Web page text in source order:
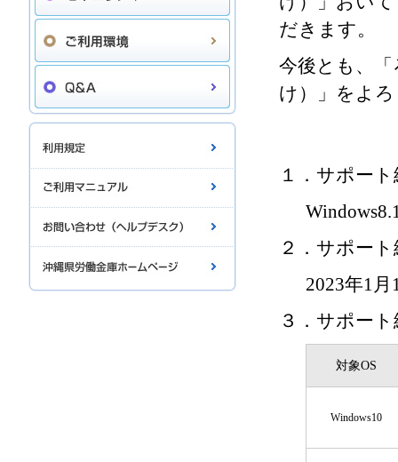
だきます。
今後とも、
け）」をよ
１．サポー
２．サポー
2023年1
３．サポー
対象OS
Windows10